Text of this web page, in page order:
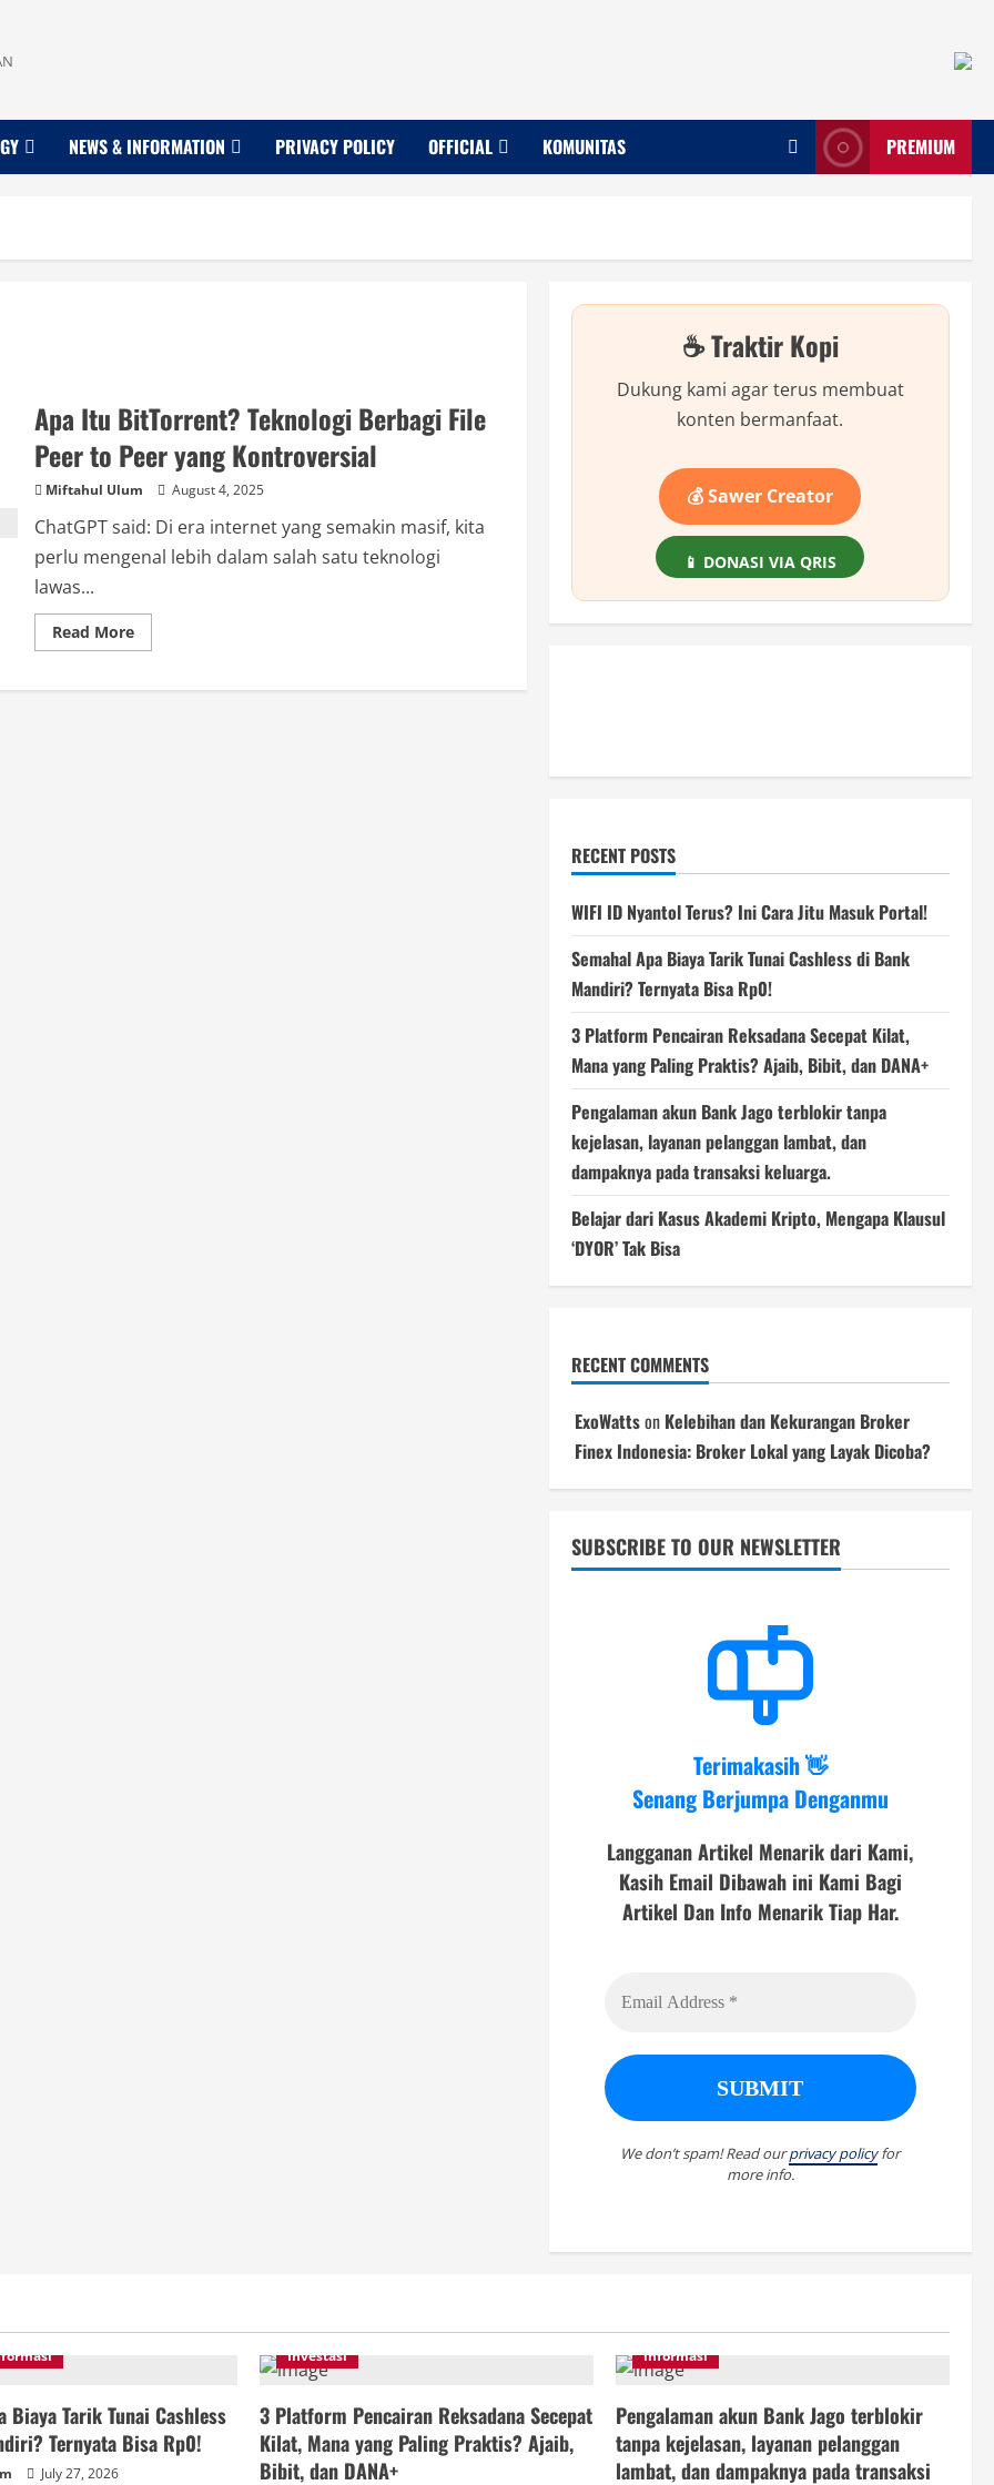
NEWS & INFORMATION PRIVACY POLICY OFFICIAL KOMUNITAS PREMIUM
Apa Itu BitTorrent? Teknologi Berbagi File
Peer to Peer yang Kontroversial
Miftahul Ulum August 4, 2025
ChatGPT said: Di era internet yang semakin masif, kita
perlu mengenal lebih dalam salah satu teknologi
lawas...
Read MoreRead
more
Itu
☕ Traktir Kopi
Dukung kami agar terus membuat
konten bermanfaat.
💰 Sawer Creator
📱 DONASI VIA QRIS
RECENT POSTS
WIFI ID Nyantol Terus? Ini Cara Jitu Masuk Portal!
Semahal Apa Biaya Tarik Tunai Cashless di Bank
Mandiri? Ternyata Bisa Rp0!
3 Platform Pencairan Reksadana Secepat Kilat,
Mana yang Paling Praktis? Ajaib, Bibit, dan DANA+
Pengalaman akun Bank Jago terblokir tanpa
kejelasan, layanan pelanggan lambat, dan
dampaknya pada transaksi keluarga.
Belajar dari Kasus Akademi Kripto, Mengapa Klausul
‘DYOR’ Tak Bisa
RECENT COMMENTS
ExoWattson Kelebihan dan Kekurangan Broker
Finex Indonesia: Broker Lokal yang Layak Dicoba?
SUBSCRIBE TO OUR NEWSLETTER
Terimakasih 👋
Senang Berjumpa Denganmu
Langganan Artikel Menarik dari Kami,
Kasih Email Dibawah ini Kami Bagi
Artikel Dan Info Menarik Tiap Har.
We don’t spam! Read ourprivacy policyfor
more info.
Biaya Tarik Tunai Cashless
Ternyata Bisa Rp0!
July 27, 2026
Investasi
3 Platform Pencairan Reksadana Secepat
Kilat, Mana yang Paling Praktis? Ajaib,
Bibit, dan DANA+
informasi
Pengalaman akun Bank Jago terblokir
tanpa kejelasan, layanan pelanggan
lambat, dan dampaknya pada transaksi